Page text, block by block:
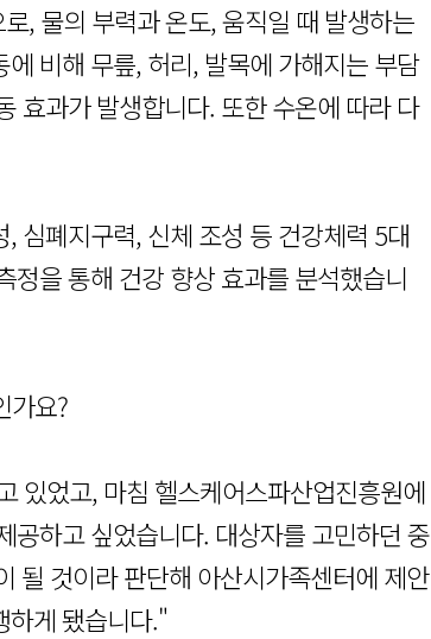
, 물의 부력과 온도, 움직일 때 발생하는
비해 무릎, 허리, 발목에 가해지는 부담
효과가 발생합니다. 또한 수온에 따라 다
심폐지구력, 신체 조성 등 건강체력 5대
정을 통해 건강 향상 효과를 분석했습니
가요?
있었고, 마침 헬스케어스파산업진흥원에
공하고 싶었습니다. 대상자를 고민하던 중
될 것이라 판단해 아산시가족센터에 제안
하게 됐습니다."